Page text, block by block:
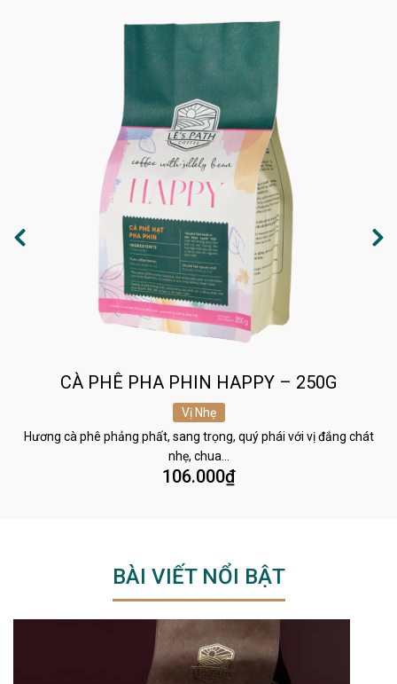
CÀ PHÊ PHA PHIN HAPPY – 250G
Vị Nhẹ
Hương cà phê phảng phất, sang trọng, quý phái với vị đắng chát
nhẹ, chua…
106.000₫
BÀI VIẾT NỔI BẬT